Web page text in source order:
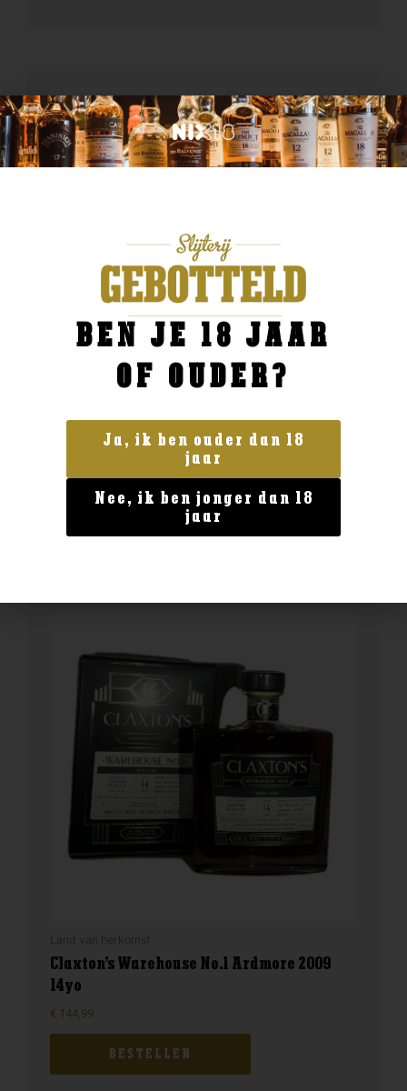
The Glenlivet Founder’s Reserve
BESTELLEN
Claxton’s Warehouse No.1 Ardmore 2009
14yo
€ 144,99
BESTELLEN
BEN JE 18 JAAR
OF OUDER?
Ja, ik ben ouder dan 18
jaar
Nee, ik ben jonger dan 18
jaar